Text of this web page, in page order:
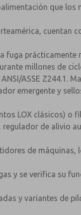
que los
cuentan
fuga prácticamente
millones de
ASSE Z244.1.
emergente y
LOX clásicos) o
regulador de alivio
de máquinas,
y se verifica su
y variantes de